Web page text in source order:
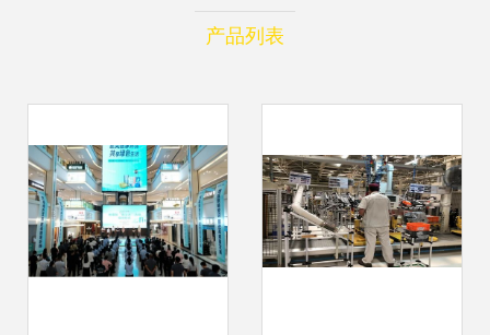
产品列表